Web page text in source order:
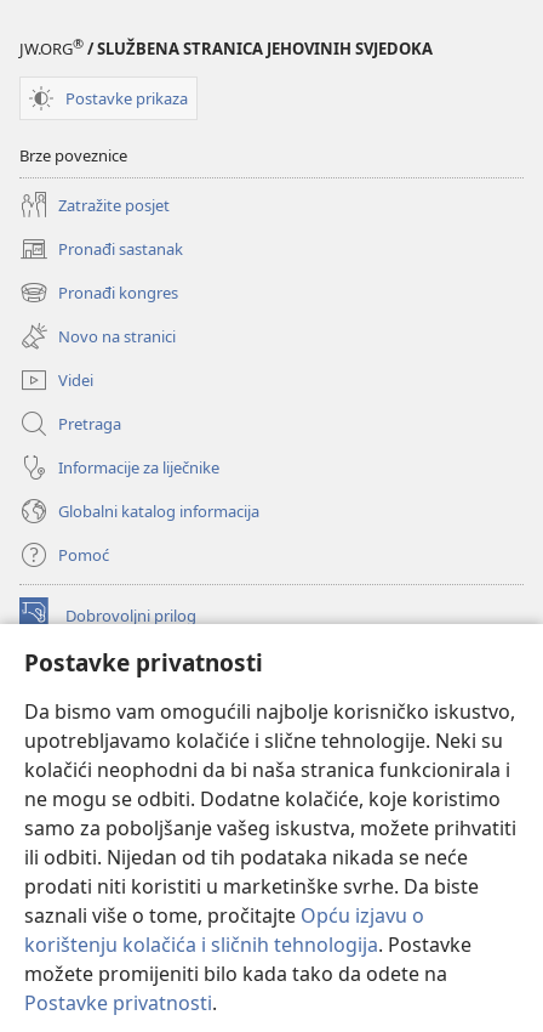
Postavke privatnosti
Da bismo vam omogućili najbolje korisničko iskustvo,
upotrebljavamo kolačiće i slične tehnologije. Neki su
kolačići neophodni da bi naša stranica funkcionirala i
ne mogu se odbiti. Dodatne kolačiće, koje koristimo
samo za poboljšanje vašeg iskustva, možete prihvatiti
ili odbiti. Nijedan od tih podataka nikada se neće
prodati niti koristiti u marketinške svrhe. Da biste
saznali više o tome, pročitajte Opću izjavu o
korištenju kolačića i sličnih tehnologija. Postavke
možete promijeniti bilo kada tako da odete na
Postavke privatnosti.
JW.ORG® / SLUŽBENA STRANICA JEHOVINIH SVJEDOKA
Postavke prikaza
Brze poveznice
Zatražite posjet
Pronađi sastanak
(otvara
se
novi
prozor)
Pronađi kongres
(otvara
se
novi
prozor)
Novo na stranici
Videi
Pretraga
Informacije za liječnike
Globalni katalog informacija
Pomoć
Dobrovoljni prilog
(otvara
novi
INTERNETSKA BIBLIOTEKA Watchtower
se
novi
prozor)
JW Hub
(otvara
se
novi
JW Library
Watchtower Library
Copyright© 2026 Watch Tower Bible and Tract Society of Pennsylvania.
UVJETI KORIŠTENJA|